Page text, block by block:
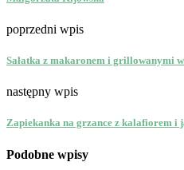
poprzedni wpis
Sałatka z makaronem i grillowanymi
następny wpis
Zapiekanka na grzance z kalafiorem i
Podobne wpisy